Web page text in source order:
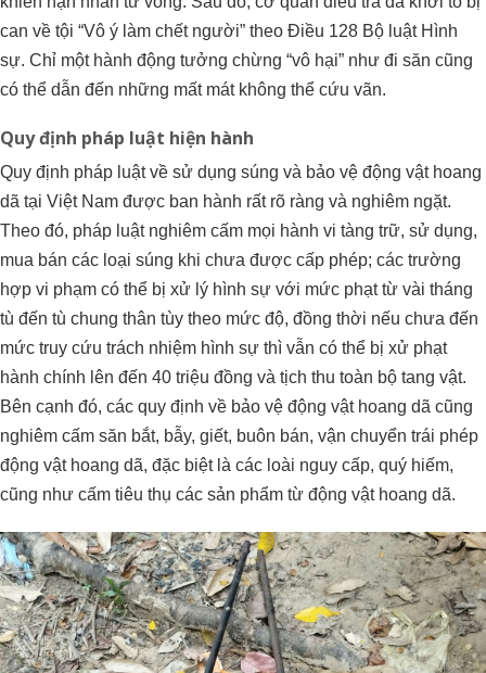
can về tội “Vô ý làm chết người” theo Điều 128 Bộ luật Hình
sự. Chỉ một hành động tưởng chừng “vô hại” như đi săn cũng
có thể dẫn đến những mất mát không thể cứu vãn.
Quy định pháp luật hiện hành
Quy định pháp luật về sử dụng súng và bảo vệ động vật hoang
dã tại Việt Nam được ban hành rất rõ ràng và nghiêm ngặt.
Theo đó, pháp luật nghiêm cấm mọi hành vi tàng trữ, sử dụng,
mua bán các loại súng khi chưa được cấp phép; các trường
hợp vi phạm có thể bị xử lý hình sự với mức phạt từ vài tháng
tù đến tù chung thân tùy theo mức độ, đồng thời nếu chưa đến
mức truy cứu trách nhiệm hình sự thì vẫn có thể bị xử phạt
hành chính lên đến 40 triệu đồng và tịch thu toàn bộ tang vật.
Bên cạnh đó, các quy định về bảo vệ động vật hoang dã cũng
nghiêm cấm săn bắt, bẫy, giết, buôn bán, vận chuyển trái phép
động vật hoang dã, đặc biệt là các loài nguy cấp, quý hiếm,
cũng như cấm tiêu thụ các sản phẩm từ động vật hoang dã.